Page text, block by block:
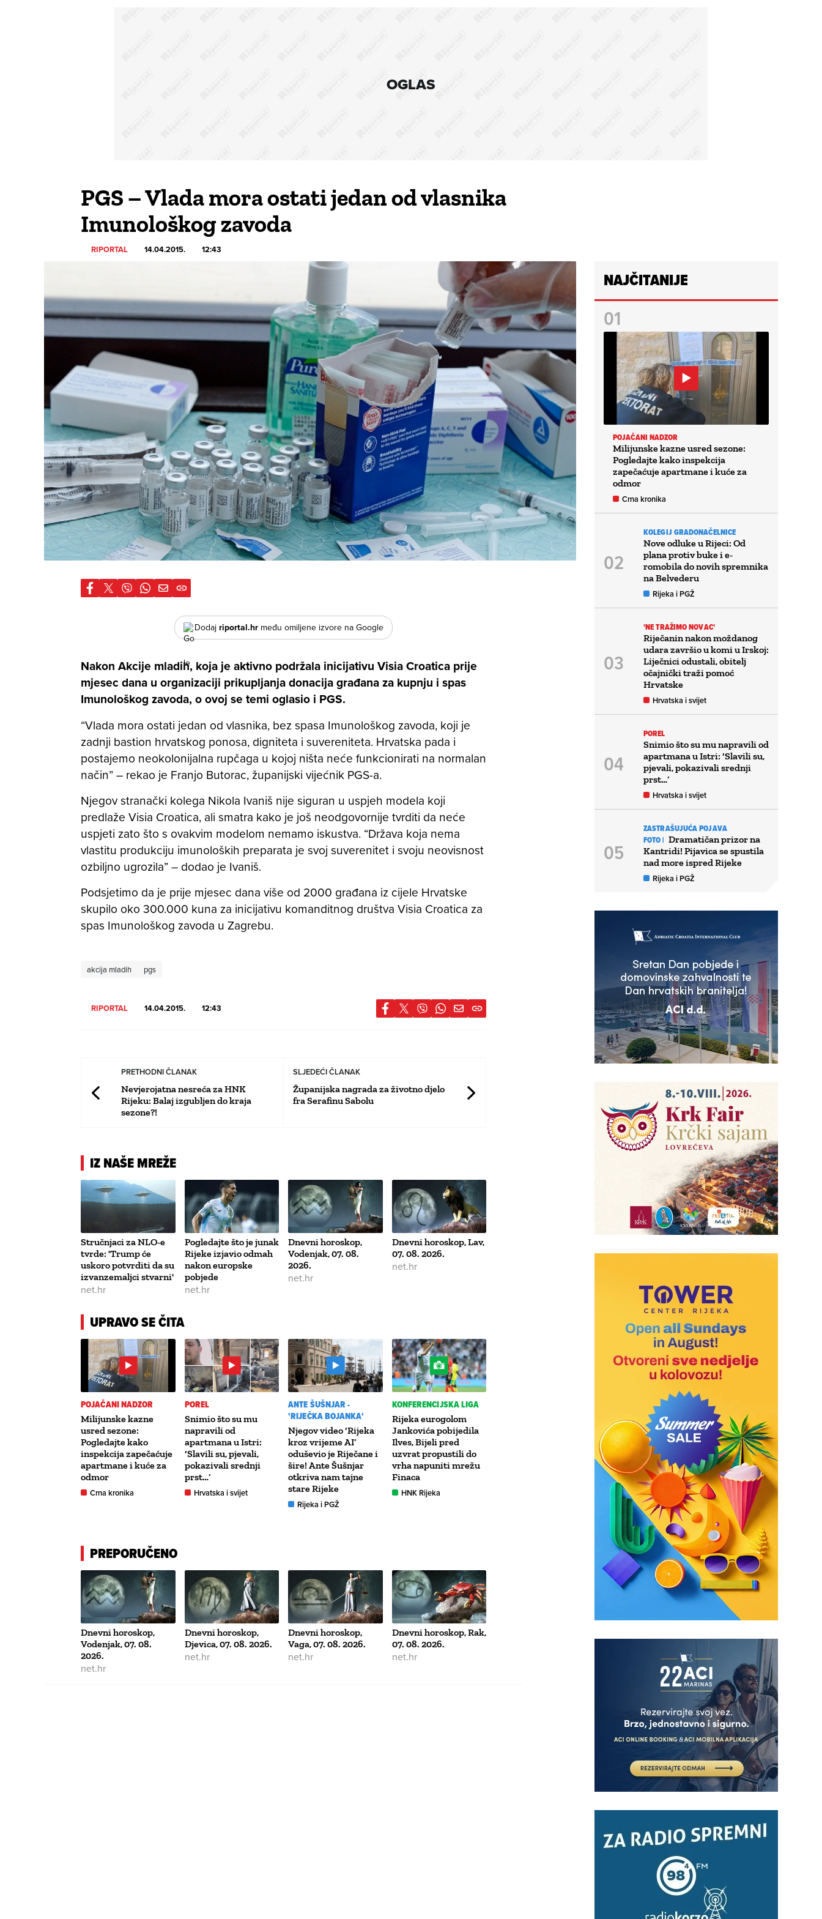
OGLAS
PGS – Vlada mora ostati jedan od vlasnika
Imunološkog zavoda
RIPORTAL 14.04.2015. 12:43
Dodaj riportal.hr među omiljene izvore na Google
Nakon Akcije mladih, koja je aktivno podržala inicijativu Visia Croatica prije
mjesec dana u organizaciji prikupljanja donacija građana za kupnju i spas
Imunološkog zavoda, o ovoj se temi oglasio i PGS.
“Vlada mora ostati jedan od vlasnika, bez spasa Imunološkog zavoda, koji je
zadnji bastion hrvatskog ponosa, digniteta i suvereniteta. Hrvatska pada i
postajemo neokolonijalna rupčaga u kojoj ništa neće funkcionirati na normalan
način” – rekao je Franjo Butorac, županijski vijećnik PGS-a.
Njegov stranački kolega Nikola Ivaniš nije siguran u uspjeh modela koji
predlaže Visia Croatica, ali smatra kako je još neodgovornije tvrditi da neće
uspjeti zato što s ovakvim modelom nemamo iskustva. “Država koja nema
vlastitu produkciju imunoloških preparata je svoj suverenitet i svoju neovisnost
ozbiljno ugrozila” – dodao je Ivaniš.
Podsjetimo da je prije mjesec dana više od 2000 građana iz cijele Hrvatske
skupilo oko 300.000 kuna za inicijativu komanditnog društva Visia Croatica za
spas Imunološkog zavoda u Zagrebu.
akcija mladih pgs
RIPORTAL 14.04.2015. 12:43
PRETHODNI ČLANAK
Nevjerojatna nesreća za HNK
Rijeku: Balaj izgubljen do kraja
sezone?!
SLJEDEĆI ČLANAK
Županijska nagrada za životno djelo
fra Serafinu Sabolu
IZ NAŠE MREŽE
Stručnjaci za NLO-e
tvrde: 'Trump će
uskoro potvrditi da su
izvanzemaljci stvarni'
net.hr
Pogledajte što je junak
Rijeke izjavio odmah
nakon europske
pobjede
net.hr
Dnevni horoskop,
Vodenjak, 07. 08.
2026.
net.hr
Dnevni horoskop, Lav,
07. 08. 2026.
net.hr
UPRAVO SE ČITA
POJAČANI NADZOR
Milijunske kazne
usred sezone:
Pogledajte kako
inspekcija zapečaćuje
apartmane i kuće za
odmor
Crna kronika
POREL
Snimio što su mu
napravili od
apartmana u Istri:
‘Slavili su, pjevali,
pokazivali srednji
prst…’
Hrvatska i svijet
ANTE ŠUŠNJAR -
'RIJEČKA BOJANKA'
Njegov video ‘Rijeka
kroz vrijeme AI’
oduševio je Riječane i
šire! Ante Šušnjar
otkriva nam tajne
stare Rijeke
Rijeka i PGŽ
KONFERENCIJSKA LIGA
Rijeka eurogolom
Jankovića pobijedila
Ilves, Bijeli pred
uzvrat propustili do
vrha napuniti mrežu
Finaca
HNK Rijeka
PREPORUČENO
Dnevni horoskop,
Vodenjak, 07. 08.
2026.
net.hr
Dnevni horoskop,
Djevica, 07. 08. 2026.
net.hr
Dnevni horoskop,
Vaga, 07. 08. 2026.
net.hr
Dnevni horoskop, Rak,
07. 08. 2026.
net.hr
NAJČITANIJE
POJAČANI NADZOR
Milijunske kazne usred sezone:
Pogledajte kako inspekcija
zapečaćuje apartmane i kuće za
odmor
Crna kronika
KOLEGIJ GRADONAČELNICE
Nove odluke u Rijeci: Od
plana protiv buke i e-
romobila do novih spremnika
na Belvederu
Rijeka i PGŽ
'NE TRAŽIMO NOVAC'
Riječanin nakon moždanog
udara završio u komi u Irskoj:
Liječnici odustali, obitelj
očajnički traži pomoć
Hrvatske
Hrvatska i svijet
POREL
Snimio što su mu napravili od
apartmana u Istri: ‘Slavili su,
pjevali, pokazivali srednji
prst…’
Hrvatska i svijet
ZASTRAŠUJUĆA POJAVA
FOTO | Dramatičan prizor na
Kantridi! Pijavica se spustila
nad more ispred Rijeke
Rijeka i PGŽ